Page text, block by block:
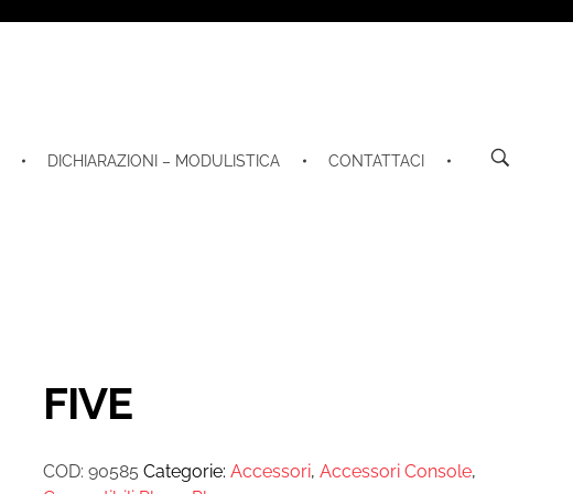
DICHIARAZIONI – MODULISTICA
CONTATTACI
FIVE
COD:90585 Categorie:Accessori,Accessori Console,